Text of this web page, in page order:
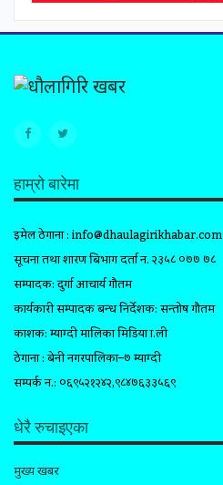
हाम्रो बारेमा
इमेल ठेगाना :info@dhaulagirikhabar.com
सूचना तथा प्रशारण बिभाग दर्ता न. २३५८ ०७७ ७८
सम्पादक: दुर्गा आचार्य गौतम
कार्यकारी सम्पादक प्रबन्ध निर्देशक: सन्तोष गौतम
प्रकाशक: म्याग्दी मालिका मिडिया प्रा.ली
ठेगाना : बेनी नगरपालिका–७ म्याग्दी
सम्पर्क न.: ०६९५२१२४२,९८४७६३३५६९
धेरै रुचाइएका
मुख्य खबर